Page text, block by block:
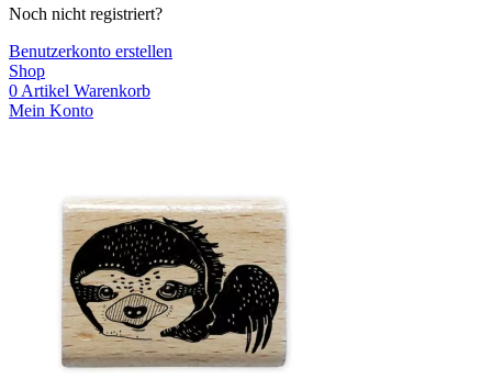
Noch nicht registriert?
Benutzerkonto erstellen
Shop
0 Artikel Warenkorb
Mein Konto